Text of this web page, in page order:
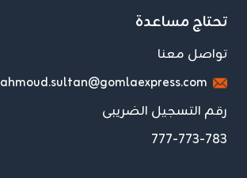
👶 مرحلة الأطفال:
المقاسات : 6 – 8 – 10
الخامة: غطس مبطن هايدي
السعر للقطعة الواحدة: 240 جنيه
سعر الثُرية (3 قطع)
تحتاج مساعدة
تواصل معنا
رقم التسجيل الضريبى
777-773-783